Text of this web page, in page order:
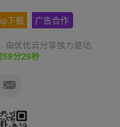
下载 广告合作
· 由优优云分享强力驱动.
59分29秒